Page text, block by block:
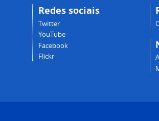
Redes sociais
Twitter
YouTube
Facebook
Flickr